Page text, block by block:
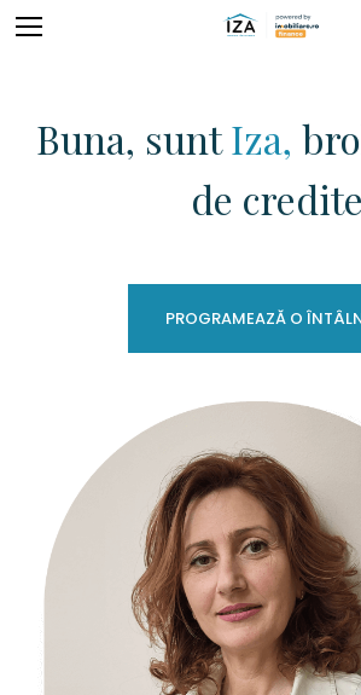
Servicii
Buna, suntIza,
de credite
PROGRAMEAZĂ O